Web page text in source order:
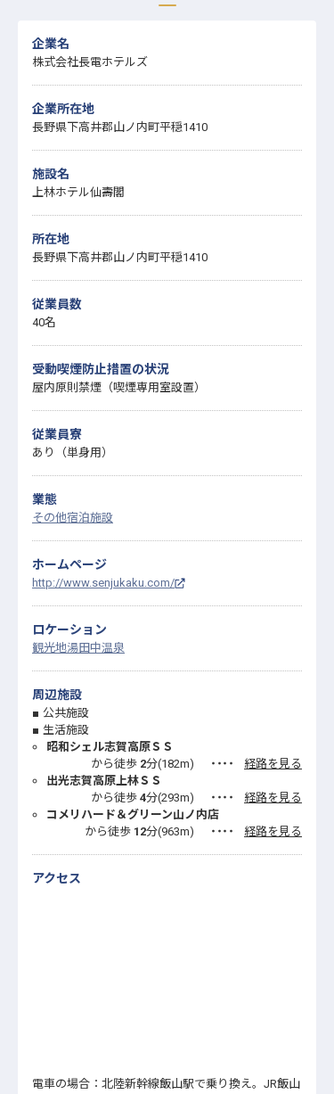
企業名
株式会社長電ホテルズ
企業所在地
長野県下高井郡山ノ内町平穏1410
施設名
上林ホテル仙壽閣
所在地
長野県下高井郡山ノ内町平穏1410
従業員数
40名
受動喫煙防止措置の状況
屋内原則禁煙（喫煙専用室設置）
従業員寮
あり（単身用）
業態
その他宿泊施設
ホームページ
http://www.senjukaku.com/
ロケーション
観光地湯田中温泉
周辺施設
公共施設
生活施設
昭和シェル志賀高原ＳＳ
から徒歩 2分(182m) ・・・・
経路を見る
出光志賀高原上林ＳＳ
から徒歩 4分(293m) ・・・・
経路を見る
コメリハード＆グリーン山ノ内店
から徒歩 12分(963m) ・・・・ 経路を見る
アクセス
電車の場合：北陸新幹線飯山駅で乗り換え。JR飯山